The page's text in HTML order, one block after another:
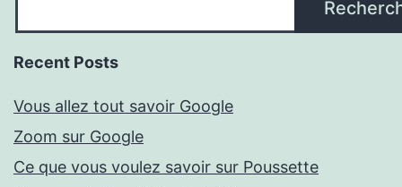
Recent Posts
Vous allez tout savoir Google
Zoom sur Google
Ce que vous voulez savoir sur Poussette